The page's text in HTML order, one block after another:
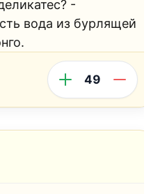
-
вода из бурлящей
49